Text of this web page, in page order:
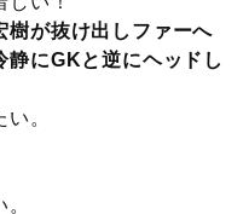
が抜け出しファーへ
静にGKと逆にヘッドし
。